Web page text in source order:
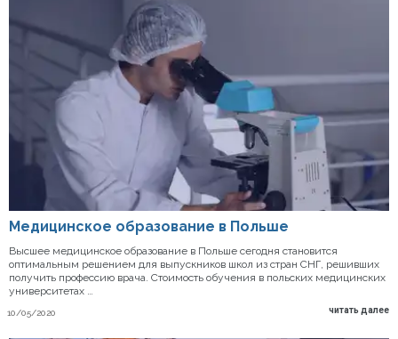
Медицинское образование в Польше
10/05/2020
Высшее медицинское образование в Польше сегодня становится
оптимальным решением для выпускников школ из стран СНГ, решивших
получить профессию врача. Стоимость обучения в польских медицинских
университетах …
читать далее